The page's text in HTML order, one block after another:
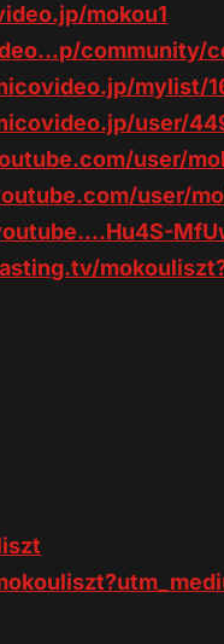
mokou1
community/
mylist/
user/
user/
user/